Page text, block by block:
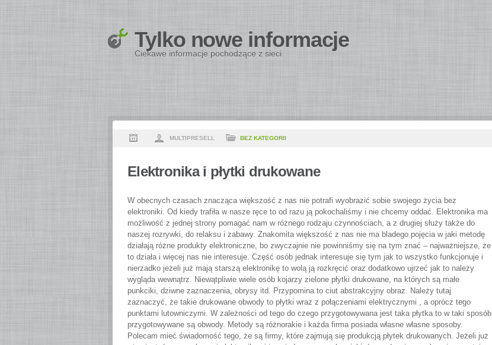
Tylko nowe informacje
Ciekawe informacje pochodzące z sieci
MULTIPRESELL BEZ KATEGORII
Elektronika i płytki drukowane
W obecnych czasach znacząca większość z nas nie potrafi wyobrazić sobie swojego życia bez
elektroniki. Od kiedy trafiła w nasze ręce to od razu ją pokochaliśmy i nie chcemy oddać. Elektronika ma
możliwość z jednej strony pomagać nam w różnego rodzaju czynnościach, a z drugiej służy także do
naszej rozrywki, do relaksu i zabawy. Znakomita większość z nas nie ma bladego pojęcia w jaki metodę
działają różne produkty elektroniczne, bo zwyczajnie nie powinniśmy się na tym znać – najważniejsze, że
to działa i więcej nas nie interesuje. Część osób jednak interesuje się tym jak to wszystko funkcjonuje i
nierzadko jeżeli już mają starszą elektronikę to wolą ją rozkręcić oraz dodatkowo ujrzeć jak to należy
wygląda wewnątrz. Niewątpliwie wiele osób kojarzy zielone płytki drukowane, na których są małe
punkciki, dziwne zaznaczenia, obrysy itd. Przypomina to ciut abstrakcyjny obraz. Należy tutaj
zaznaczyć, że takie drukowane obwody to płytki wraz z połączeniami elektrycznymi , a oprócz tego
punktami lutowniczymi. W zależności od tego do czego przygotowywana jest taka płytka to w taki sposób
przygotowywane są obwody. Metody są różnorakie i każda firma posiada własne własne sposoby.
Polecam mieć świadomość tego, że są firmy, które zajmują się produkcją płytek drukowanych. Jeżeli już